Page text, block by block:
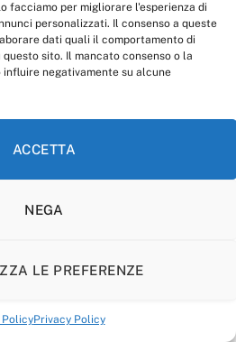
facciamo per migliorare l'esperienza di
personalizzati. Il consenso a queste
dati quali il comportamento di
questo sito. Il mancato consenso o la
influire negativamente su alcune
ACCETTA
NEGA
LE PREFERENZE
PolicyPrivacy Policy